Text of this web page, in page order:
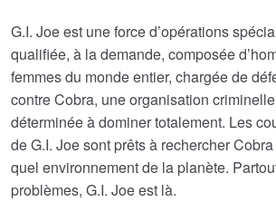
G.I. Joe est une force d’opérations
qualifiée, à la demande, composée
femmes du monde entier, chargée de
contre Cobra, une organisation
déterminée à dominer totalement. Les
de G.I. Joe sont prêts à rechercher
quel environnement de la planète.
problèmes, G.I. Joe est là.